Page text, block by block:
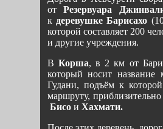
отРезервуара
к деревушке Барисахо
которой составляет 200
и другие учреждения.
В Корша, в 2 км от
который носит название
Гудани, подъём к
маршруту,
Бисои Хахмати.